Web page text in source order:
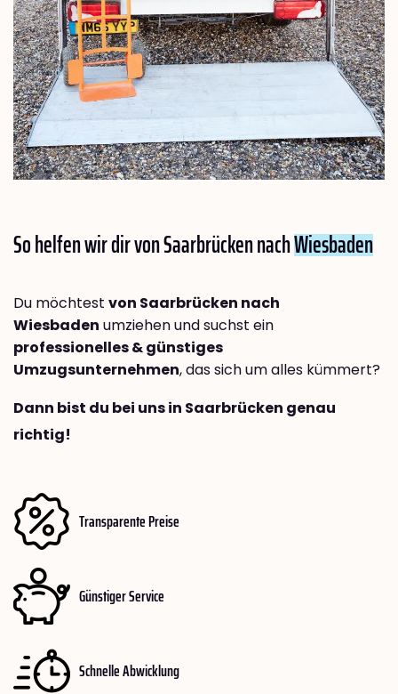
So helfen wir dir von Saarbrücken nachWiesbaden
Du möchtest von Saarbrücken nach
Wiesbaden umziehen und suchst ein
professionelles & günstiges
Umzugsunternehmen, das sich um alles kümmert?
Dann bist du bei uns in Saarbrücken genau
richtig!
Transparente Preise
Günstiger Service
Schnelle Abwicklung